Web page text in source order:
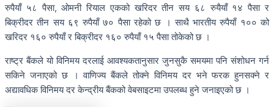
रुपैयाँ ५८ पैसा, ओमनी रियाल एकको खरिदर तीन सय ६८ रुयैयाँ १४ पैसा र
बिक्रीदर तीन सय ६९ रुपैयाँ ७० पैसा रहेको छ । साथै भारतीय रुपैयाँ १०० को
खरिदर १६० रुपैयाँ र बिक्रीदर १६० रुपैयाँ १५ पैसा तोकेको छ ।
राष्ट्र बैंकले यो विनिमय दरलाई आवश्यकतानुसार जुनसुकै समयमा पनि संशोधन गर्न
सकिने जनाएको छ । वाणिज्य बैंकले तोक्ने विनिमय दर भने फरक हुनसक्ने र
अद्यावधिक विनिमय दर केन्द्रीय बैंकको वेबसाइटमा उपलब्ध हुने जनाइएको छ ।